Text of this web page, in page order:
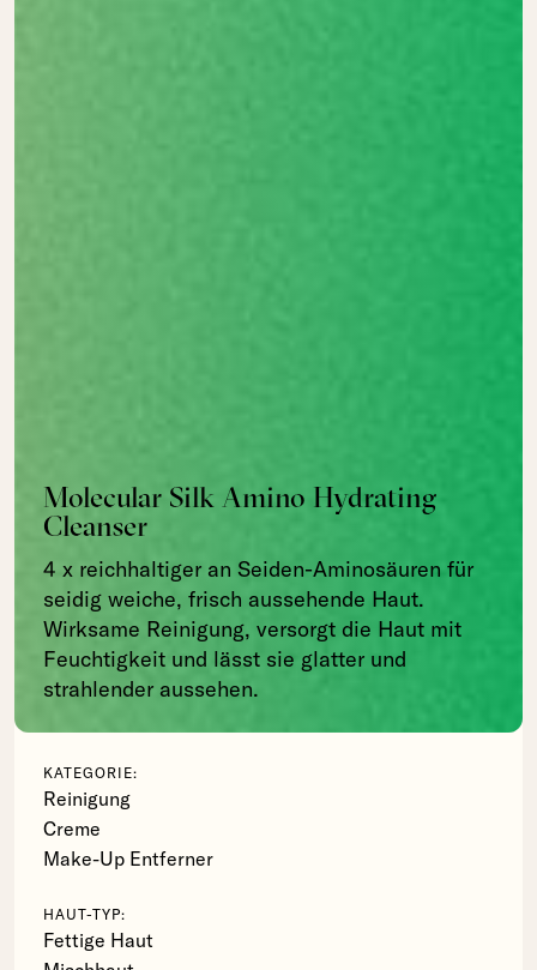
Molecular Silk Amino Hydrating
Cleanser
4 x reichhaltiger an Seiden-Aminosäuren für
seidig weiche, frisch aussehende Haut.
Wirksame Reinigung, versorgt die Haut mit
Feuchtigkeit und lässt sie glatter und
strahlender aussehen.
KATEGORIE:
Reinigung
Creme
Make-Up Entferner
HAUT-TYP:
Fettige Haut